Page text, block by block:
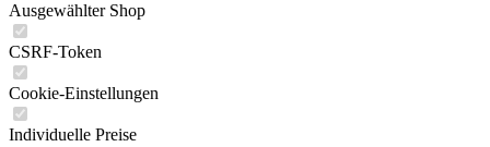
Ausgewählter Shop
CSRF-Token
Cookie-Einstellungen
Individuelle Preise